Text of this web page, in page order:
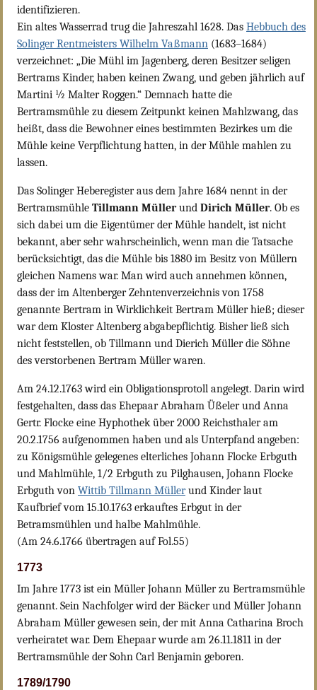
identifizieren.
Ein altes Wasserrad trug die Jahreszahl 1628. Das Hebbuch des
Solinger Rentmeisters Wilhelm Vaßmann (1683–1684)
verzeichnet: „Die Mühl im Jagenberg, deren Besitzer seligen
Bertrams Kinder, haben keinen Zwang, und geben jährlich auf
Martini ½ Malter Roggen.“ Demnach hatte die
Bertramsmühle zu diesem Zeitpunkt keinen Mahlzwang, das
heißt, dass die Bewohner eines bestimmten Bezirkes um die
Mühle keine Verpflichtung hatten, in der Mühle mahlen zu
lassen.
Das Solinger Heberegister aus dem Jahre 1684 nennt in der
Bertramsmühle Tillmann Müllerund Dirich Müller. Ob es
sich dabei um die Eigentümer der Mühle handelt, ist nicht
bekannt, aber sehr wahrscheinlich, wenn man die Tatsache
berücksichtigt, das die Mühle bis 1880 im Besitz von Müllern
gleichen Namens war. Man wird auch annehmen können,
dass der im Altenberger Zehntenverzeichnis von 1758
genannte Bertram in Wirklichkeit Bertram Müller hieß; dieser
war dem Kloster Altenberg abgabepflichtig. Bisher ließ sich
nicht feststellen, ob Tillmann und Dierich Müller die Söhne
des verstorbenen Bertram Müller waren.
Am 24.12.1763 wird ein Obligationsprotoll angelegt. Darin wird
festgehalten, dass das Ehepaar Abraham Üßeler und Anna
Gertr. Flocke eine Hyphothek über 2000 Reichsthaler am
20.2.1756 aufgenommen haben und als Unterpfand angeben:
zu Königsmühle gelegenes elterliches Johann Flocke Erbguth
und Mahlmühle, 1/2 Erbguth zu Pilghausen, Johann Flocke
Erbguth von Wittib Tillmann Müllerund Kinder laut
Kaufbrief vom 15.10.1763 erkauftes Erbgut in der
Betramsmühlen und halbe Mahlmühle.
(Am 24.6.1766 übertragen auf Fol.55)
1773
Im Jahre 1773 ist ein Müller Johann Müller zu Bertramsmühle
genannt. Sein Nachfolger wird der Bäcker und Müller Johann
Abraham Müller gewesen sein, der mit Anna Catharina Broch
verheiratet war. Dem Ehepaar wurde am 26.11.1811 in der
Bertramsmühle der Sohn Carl Benjamin geboren.
1789/1790